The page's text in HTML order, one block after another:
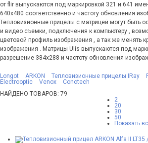
от flir выпускаются под маркировкой 321 и 641
640х480 соответственно и частоту обновления
Тепловизионные прицелы с матрицей могут быть
и видео съемки, подключения к компьютеру ,
цветовой профиль изображения , а так же менять
изображения . Матрицы Ulis выпускаются под
разрешение 384х288 и частоту обновления
Longot
ARKON Тепловизионные прицелы IRay
Electrooptic
Venox
Conotech
НАЙДЕНО ТОВАРОВ: 79
2
20
30
50
Показать